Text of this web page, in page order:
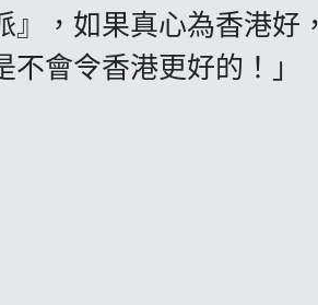
』，如果真心為香港好
會令香港更好的！」